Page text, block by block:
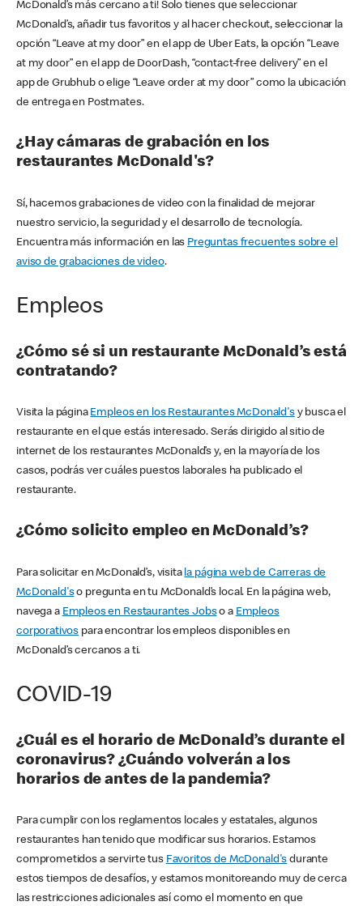
McDonald’s más cercano a ti! Solo tienes que seleccionar
McDonald’s, añadir tus favoritos y al hacer checkout, seleccionar la
opción “Leave at my door” en el app de Uber Eats, la opción “Leave
at my door” en el app de DoorDash, “contact-free delivery” en el
app de Grubhub o elige “Leave order at my door” como la ubicación
de entrega en Postmates.
¿Hay cámaras de grabación en los
restaurantes McDonald's?
Sí, hacemos grabaciones de video con la finalidad de mejorar
nuestro servicio, la seguridad y el desarrollo de tecnología.
Encuentra más información en las Preguntas frecuentes sobre el
aviso de grabaciones de video.
Empleos
¿Cómo sé si un restaurante McDonald’s está
contratando?
Visita la página Empleos en los Restaurantes McDonald'sy busca el
restaurante en el que estás interesado. Serás dirigido al sitio de
internet de los restaurantes McDonald’s y, en la mayoría de los
casos, podrás ver cuáles puestos laborales ha publicado el
restaurante.
¿Cómo solicito empleo en McDonald’s?
Para solicitar en McDonald’s, visita la página web de Carreras de
McDonald'so pregunta en tu McDonald’s local. En la página web,
navega a Empleos en Restaurantes Jobso a Empleos
corporativos para encontrar los empleos disponibles en
McDonald’s cercanos a ti.
COVID-19
¿Cuál es el horario de McDonald’s durante el
coronavirus? ¿Cuándo volverán a los
horarios de antes de la pandemia?
Para cumplir con los reglamentos locales y estatales, algunos
restaurantes han tenido que modificar sus horarios. Estamos
comprometidos a servirte tus Favoritos de McDonald's durante
estos tiempos de desafíos, y estamos monitoreando muy de cerca
las restricciones adicionales así como el momento en que